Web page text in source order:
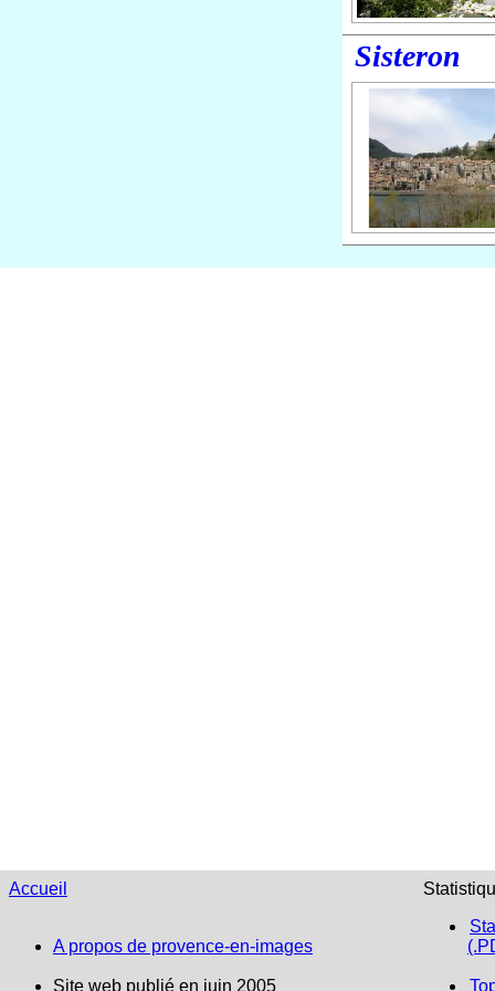
Sisteron
Accueil
A propos de provence-en-images
Site web publié en juin 2005